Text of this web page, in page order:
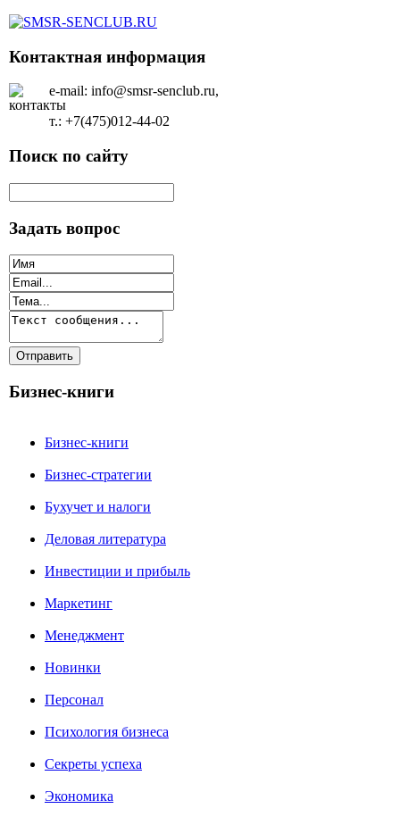
Контактная информация
e-mail: info@smsr-senclub.ru,
т.: +7(475)012-44-02
Поиск по сайту
Задать вопрос
Бизнес-книги
Бизнес-книги
Бизнес-стратегии
Бухучет и налоги
Деловая литература
Инвестиции и прибыль
Маркетинг
Менеджмент
Новинки
Персонал
Психология бизнеса
Секреты успеха
Экономика